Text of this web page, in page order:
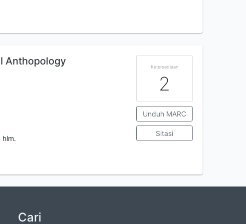
Anthopology
hlm.
Ketersediaan
2
Unduh MARC
Sitasi
Cari